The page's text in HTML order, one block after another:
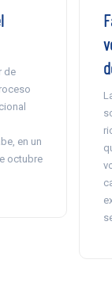
de
en un
octubre